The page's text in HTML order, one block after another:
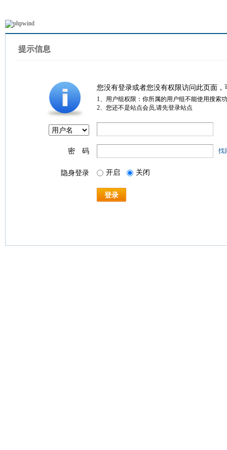
提示信息
您没有登录或者您没有权限访问此页面
1、用户组权限：你所属的用户组不能使用搜索
2、您还不是站点会员,请先登录站点
密 码 找
隐身登录 开启 关闭
登录